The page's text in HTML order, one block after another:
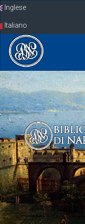
SkipInglese
Italiano